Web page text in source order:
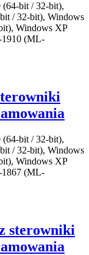
(64-bit / 32-bit),
/ 32-bit), Windows
Windows XP
1910 (ML-
(64-bit / 32-bit),
/ 32-bit), Windows
Windows XP
1867 (ML-
sterowniki